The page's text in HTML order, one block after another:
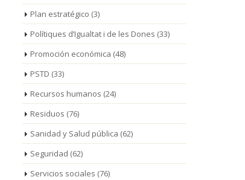
Plan estratégico (3)
Polítiques d’Igualtat i de les Dones (33)
Promoción económica (48)
PSTD (33)
Recursos humanos (24)
Residuos (76)
Sanidad y Salud pública (62)
Seguridad (62)
Servicios sociales (76)